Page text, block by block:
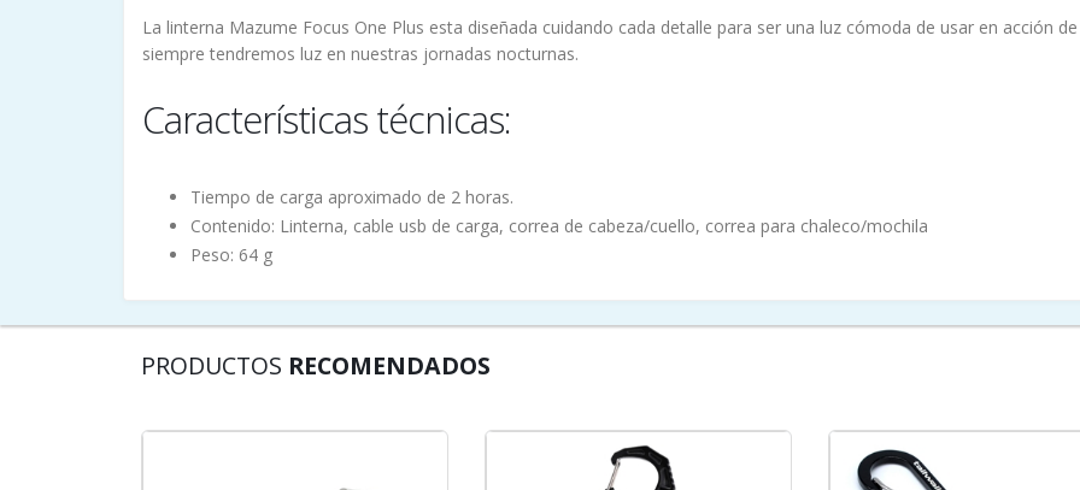
La linterna Mazume Focus One Plus esta diseñada cuidando cada detalle para ser una luz cómoda de usar en acción
siempre tendremos luz en nuestras jornadas nocturnas.
Características técnicas:
Tiempo de carga aproximado de 2 horas.
Contenido: Linterna, cable usb de carga, correa de cabeza/cuello, correa para chaleco/mochila
Peso: 64 g
PRODUCTOS RECOMENDADOS